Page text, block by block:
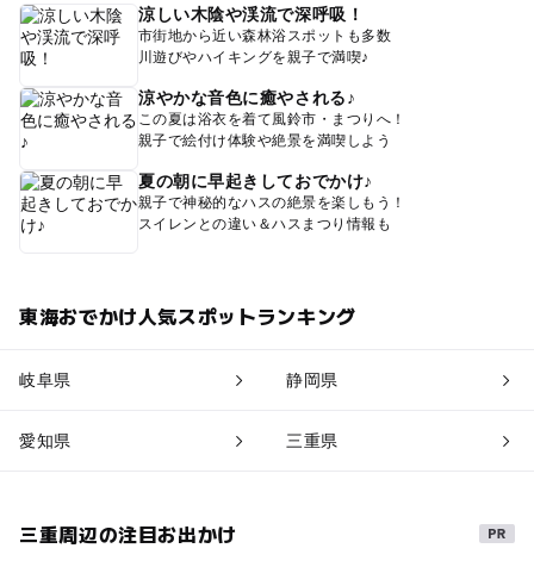
涼しい木陰や渓流で深呼吸！
市街地から近い森林浴スポットも多数
川遊びやハイキングを親子で満喫♪
涼やかな音色に癒やされる♪
この夏は浴衣を着て風鈴市・まつりへ！
親子で絵付け体験や絶景を満喫しよう
夏の朝に早起きしておでかけ♪
親子で神秘的なハスの絶景を楽しもう！
スイレンとの違い＆ハスまつり情報も
東海おでかけ人気スポットランキング
岐阜県 静岡県
愛知県 三重県
三重周辺の注目お出かけ